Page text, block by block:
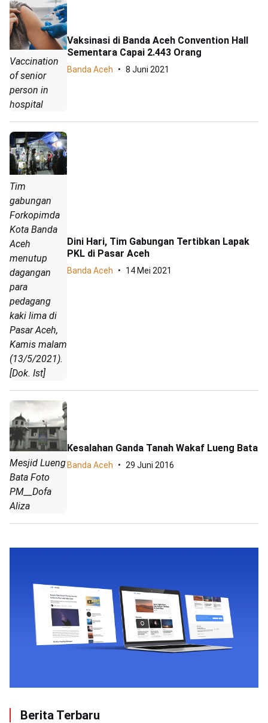
Vaccination
of senior
person in
hospital
Vaksinasi di Banda Aceh Convention Hall
Sementara Capai 2.443 Orang
Banda Aceh 8 Juni 2021
Tim
gabungan
Forkopimda
Kota Banda
Aceh
menutup
dagangan
para
pedagang
kaki lima di
Pasar Aceh,
Kamis malam
(13/5/2021).
[Dok. Ist]
Dini Hari, Tim Gabungan Tertibkan Lapak
PKL di Pasar Aceh
Banda Aceh 14 Mei 2021
Mesjid Lueng
Bata Foto
PM__Dofa
Aliza
Kesalahan Ganda Tanah Wakaf Lueng Bata
Banda Aceh 29 Juni 2016
Berita Terbaru